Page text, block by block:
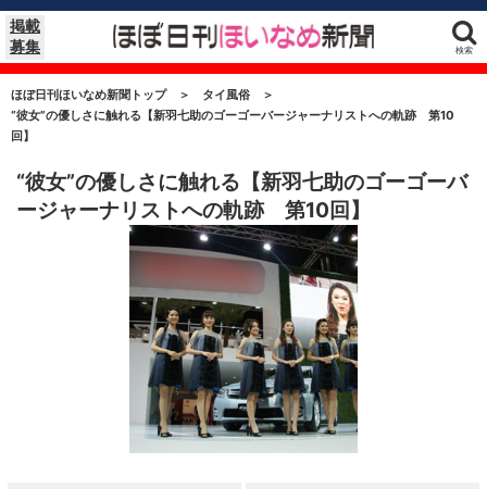
掲載
募集
検索
ほぼ日刊ほいなめ新聞トップ ＞ タイ風俗
＞
“彼女”の優しさに触れる【新羽七助のゴーゴーバージャーナリストへの軌跡 第10
回】
“彼女”の優しさに触れる【新羽七助のゴーゴーバ
ージャーナリストへの軌跡 第10回】